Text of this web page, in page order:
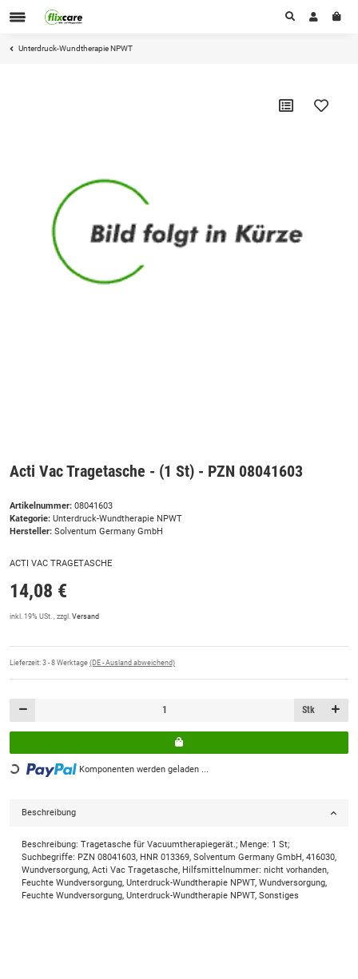
Unterdruck-Wundtherapie NPWT
Acti Vac Tragetasche - (1 St) - PZN 08041603
Artikelnummer: 08041603
Kategorie: Unterdruck-Wundtherapie NPWT
Hersteller: Solventum Germany GmbH
ACTI VAC TRAGETASCHE
14,08 €
inkl. 19% USt. , zzgl. Versand
Lieferzeit: 3 - 8 Werktage (DE - Ausland abweichend)
Stk
Loading... Komponenten werden geladen ...
Beschreibung
Beschreibung: Tragetasche für Vacuumtherapiegerät.; Menge: 1 St;
Suchbegriffe: PZN 08041603, HNR 013369, Solventum Germany GmbH, 416030,
Wundversorgung, Acti Vac Tragetasche, Hilfsmittelnummer: nicht vorhanden,
Feuchte Wundversorgung, Unterdruck-Wundtherapie NPWT, Wundversorgung,
Feuchte Wundversorgung, Unterdruck-Wundtherapie NPWT, Sonstiges